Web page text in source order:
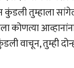
कुंडली तुम्हाला
आव्हानांना
वाचून, तुम्ही